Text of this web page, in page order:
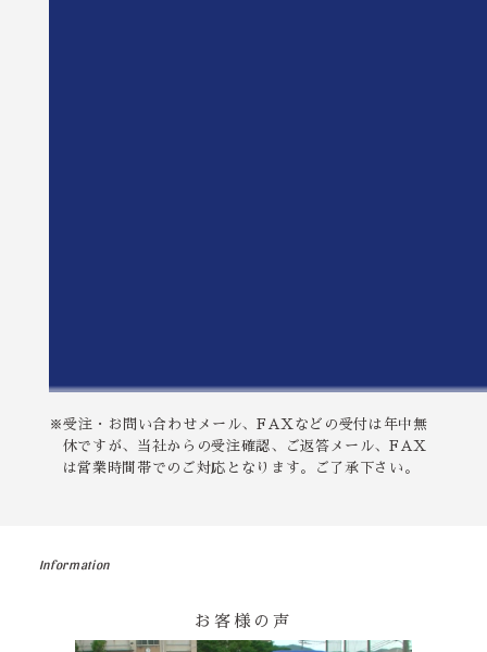
※受注・お問い合わせメール、FAXなどの受付は年中無
休ですが、当社からの受注確認、ご返答メール、FAX
は営業時間帯でのご対応となります。ご了承下さい。
Information
お客様の声